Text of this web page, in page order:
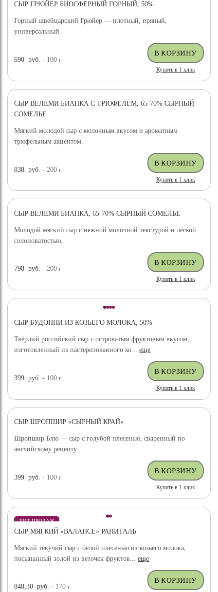
СЫР ГРЮЙЕР БИОСФЕРНЫЙ ГОРНЫЙ, 50%
Горный швейцарский Грюйер — плотный, пряный,
универсальный.
690 руб. - 100г
Купить в 1 клик
ХИТ ПРОДАЖ
СЫР ВЕЛЕМИ БИАНКА С ТРЮФЕЛЕМ, 65-70% СЫРНЫЙ
СОМЕЛЬЕ
Мягкий молодой сыр с молочным вкусом и ароматным
трюфельным акцентом.
838 руб. - 200г
Купить в 1 клик
ХИТ ПРОДАЖ
СЫР ВЕЛЕМИ БИАНКА, 65-70% СЫРНЫЙ СОМЕЛЬЕ
Молодой мягкий сыр с нежной молочной текстурой и лёгкой
солоноватостью.
798 руб. - 200г
Купить в 1 клик
СЫР БУДОННИ ИЗ КОЗЬЕГО МОЛОКА, 50%
Твёрдый российский сыр с островатым фруктовым вкусом,
изготовленный из пастеризованного ко...еще
399 руб. - 100г
Купить в 1 клик
СЫР ШРОПШИР «СЫРНЫЙ КРАЙ»
Шропшир Блю — сыр с голубой плесенью, сваренный по
английскому рецепту.
399 руб. - 100г
Купить в 1 клик
ХИТ ПРОДАЖ
СЫР МЯГКИЙ «ВАЛАНСЕ» РАНИТАЛЬ
Мягкий текучий сыр с белой плесенью из козьего молока,
посыпанный золой из веточек фруктов...еще
848,30 руб. - 170г